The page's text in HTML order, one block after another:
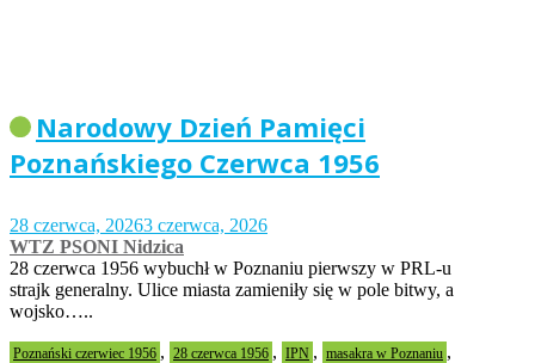
Narodowy Dzień Pamięci
Poznańskiego Czerwca 1956
28 czerwca, 20263 czerwca, 2026
WTZ PSONI Nidzica
28 czerwca 1956 wybuchł w Poznaniu pierwszy w PRL-u
strajk generalny. Ulice miasta zamieniły się w pole bitwy, a
wojsko…..
Poznański czerwiec 1956 , 28 czerwca 1956 , IPN , masakra w Poznaniu ,